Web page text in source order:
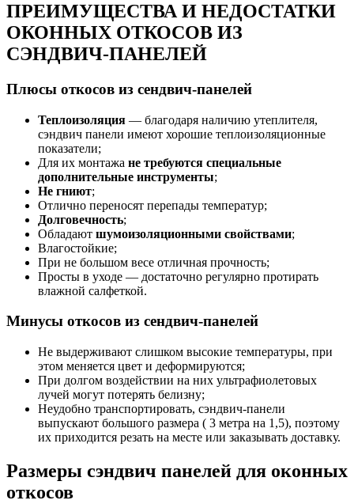
ПРЕИМУЩЕСТВА И НЕДОСТАТКИ
ОКОННЫХ ОТКОСОВ ИЗ
СЭНДВИЧ-ПАНЕЛЕЙ
Плюсы откосов из сендвич-панелей
Теплоизоляция — благодаря наличию утеплителя,
сэндвич панели имеют хорошие теплоизоляционные
показатели;
Для их монтажа не требуются специальные
дополнительные инструменты;
Не гниют;
Отлично переносят перепады температур;
Долговечность;
Обладают шумоизоляционными свойствами;
Влагостойкие;
При не большом весе отличная прочность;
Просты в уходе — достаточно регулярно протирать
влажной салфеткой.
Минусы откосов из сендвич-панелей
Не выдерживают слишком высокие температуры, при
этом меняется цвет и деформируются;
При долгом воздействии на них ультрафиолетовых
лучей могут потерять белизну;
Неудобно транспортировать, сэндвич-панели
выпускают большого размера ( 3 метра на 1,5), поэтому
их приходится резать на месте или заказывать доставку.
Размеры сэндвич панелей для оконных
откосов